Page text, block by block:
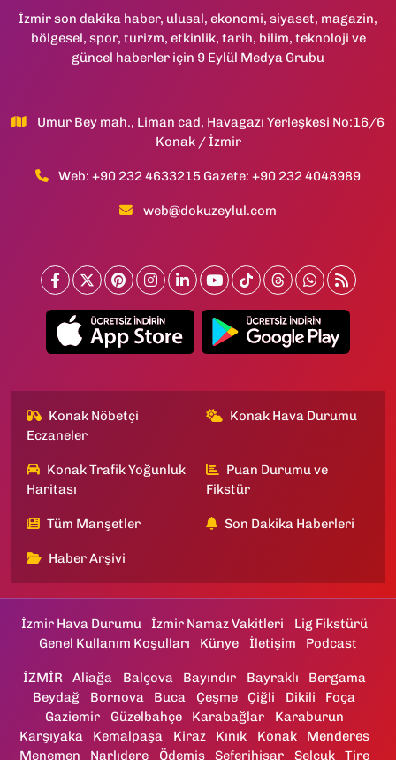
İzmir son dakika haber, ulusal, ekonomi, siyaset, magazin,
bölgesel, spor, turizm, etkinlik, tarih, bilim, teknoloji ve
güncel haberler için 9 Eylül Medya Grubu
Umur Bey mah., Liman cad, Havagazı Yerleşkesi No:16/6
Konak / İzmir
Web: +90 232 4633215 Gazete: +90 232 4048989
web@dokuzeylul.com
Konak Nöbetçi
Eczaneler
Konak Hava Durumu
Konak Trafik Yoğunluk
Haritası
Puan Durumu ve
Fikstür
Tüm Manşetler Son Dakika Haberleri
Haber Arşivi
İzmir Hava Durumu İzmir Namaz Vakitleri
Lig Fikstürü
Genel Kullanım Koşulları
Künye İletişim Podcast
İZMİR Aliağa Balçova Bayındır Bayraklı
Bergama
Beydağ
Bornova Buca Çeşme Çiğli Dikili
Foça
Gaziemir
Güzelbahçe Karabağlar
Karaburun
Karşıyaka
Kemalpaşa Kiraz Kınık Konak
Menderes
Menemen
Narlıdere Ödemiş Seferihisar Selçuk Tire